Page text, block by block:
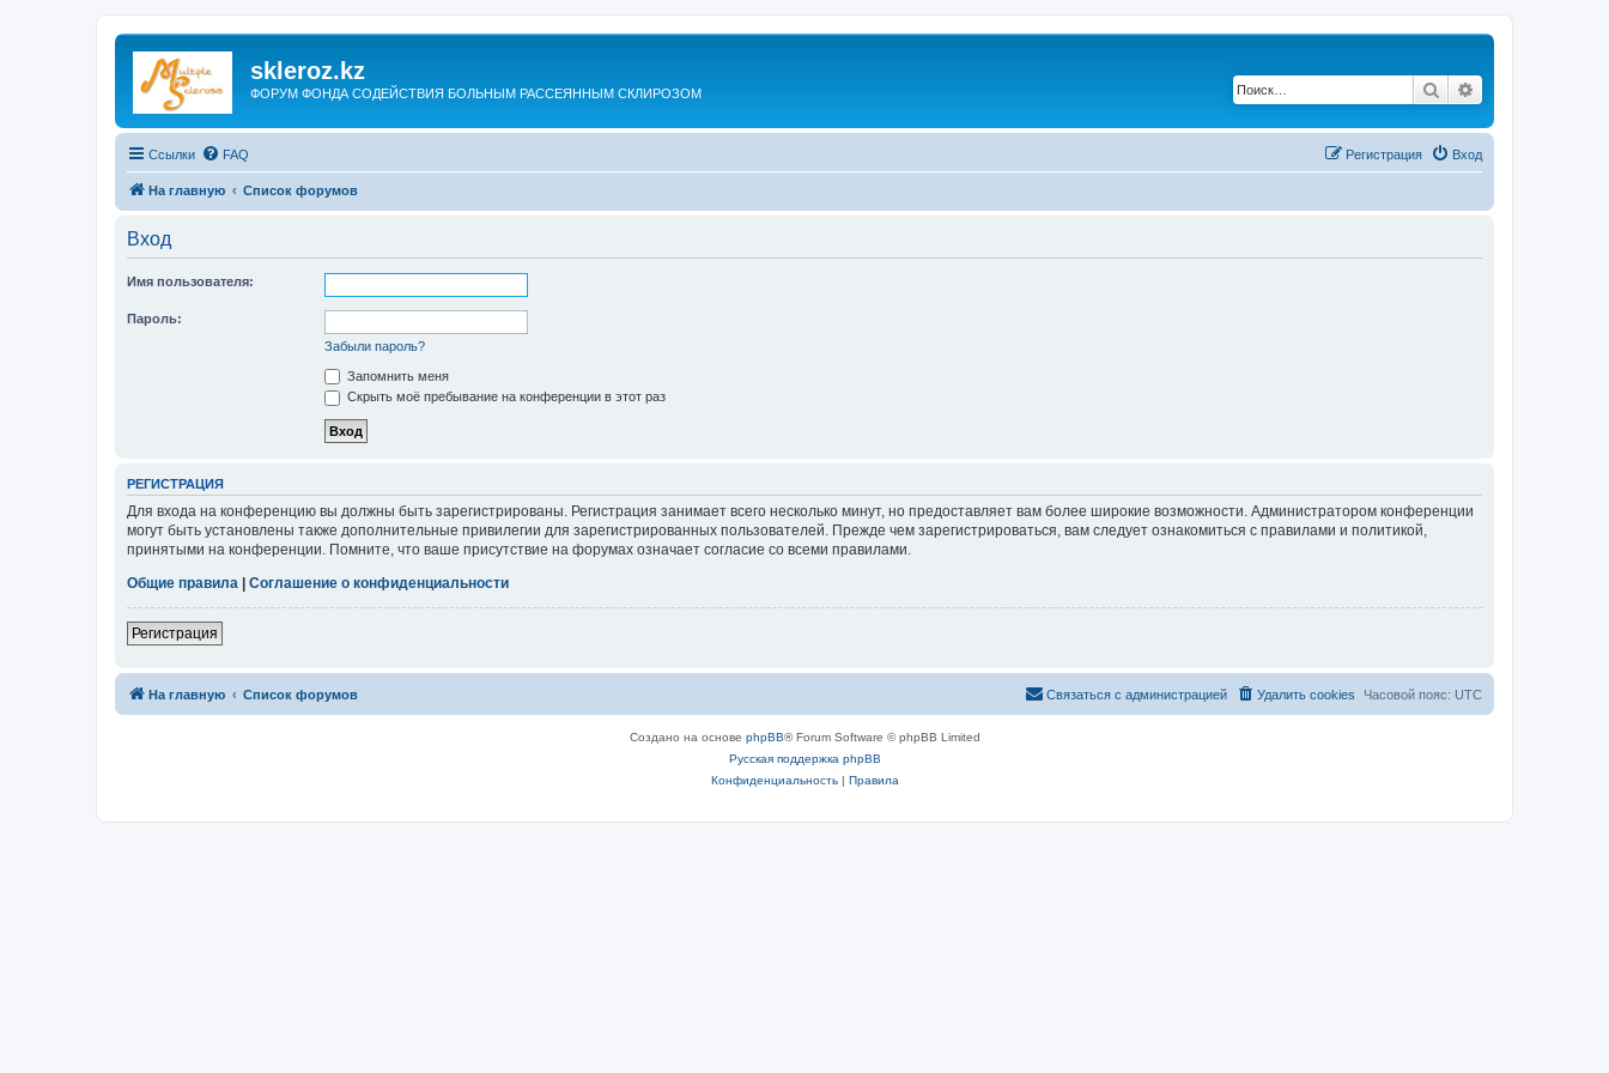
skleroz.kz
ФОРУМ ФОНДА СОДЕЙСТВИЯ БОЛЬНЫМ РАССЕЯННЫМ СКЛИРОЗОМ Поиск
Ссылки FAQ Вход
Регистрация
На главную Список форумов
Вход
Имя пользователя:
Пароль:
Забыли пароль?
Запомнить меня
Скрыть моё пребывание на конференции в этот раз
РЕГИСТРАЦИЯ
Для входа на конференцию вы должны быть зарегистрированы. Регистрация занимает всего несколько минут, но предоставляет вам более широкие возможности. Администратором конференции
могут быть установлены также дополнительные привилегии для зарегистрированных пользователей. Прежде чем зарегистрироваться, вам следует ознакомиться с правилами и политикой,
принятыми на конференции. Помните, что ваше присутствие на форумах означает согласие со всеми правилами.
Общие правила
Соглашение о конфиденциальности
Регистрация
На главную Список форумов Часовой пояс: UTC
Удалить cookies
Связаться с администрацией
Создано на основе phpBB® Forum Software © phpBB Limited
Русская поддержка phpBB
Конфиденциальность| Правила